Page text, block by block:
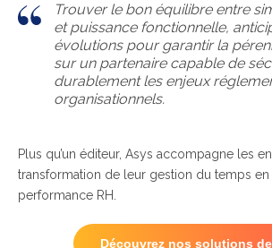
Trouver le bon équilibre entre
et puissance fonctionnelle,
évolutions pour garantir la
sur un partenaire capable de
durablement les enjeux
organisationnels.
Plus qu’un éditeur, Asys accompagne les
transformation de leur gestion du temps
performance RH.
Découvrez nos solutions de